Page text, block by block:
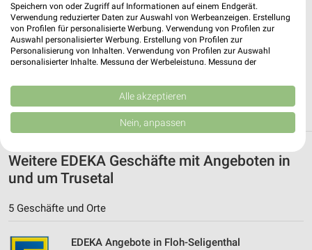
✔Push-Benachrichtigungen bei neuen Prospekten
✔Einkaufsliste - Einkauf stressfrei planen
JETZT LADEN UND SPAREN!
Weitere EDEKA Geschäfte mit Angeboten in
und um Trusetal
5 Geschäfte und Orte
EDEKA Angebote in Floh-Seligenthal
Speichern von oder Zugriff auf Informationen auf einem Endgerät.
Verwendung reduzierter Daten zur Auswahl von Werbeanzeigen. Erstellung
von Profilen für personalisierte Werbung. Verwendung von Profilen zur
Auswahl personalisierter Werbung. Erstellung von Profilen zur
Personalisierung von Inhalten. Verwendung von Profilen zur Auswahl
personalisierter Inhalte. Messung der Werbeleistung. Messung der
Kombinationen von Daten aus verschiedenen Quellen. Entwicklung und
Verbesserung der Angebote. Verwendung reduzierter Daten zur Auswahl
von Inhalten.
Daten können außerhalb der Europäischen Union weitergegeben und in die
USA gesendet werden.
Website/App.
Partnerliste anzeigen (1 IAB-Anbieter)
IAB-Verarbeitungszwecke:
auf einem Endgerät
Alle akzeptieren
Nein, anpassen